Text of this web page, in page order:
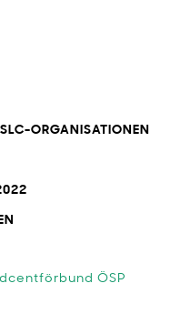
ORGANISATIONEN
ÖSP